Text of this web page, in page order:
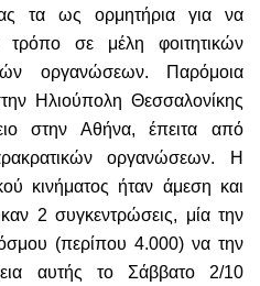
τα ως ορμητήρια για να
τρόπο σε μέλη φοιτητικών
οργανώσεων.
Παρόμοια
Ηλιούπολη Θεσσαλονίκης
στην Αθήνα, έπειτα από
οργανώσεων.
Η
κινήματος ήταν άμεση και
2 συγκεντρώσεις, μία την
υ (περίπου 4.000) να την
αυτής το Σάββατο 2/10